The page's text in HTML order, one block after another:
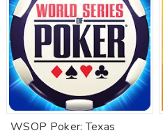
WSOP Poker: Texas